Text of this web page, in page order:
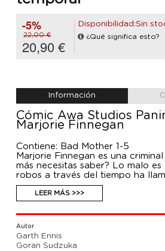
-5%
22,00 €
20,90 €
Disponibilidad:Sin
¿Qué significa esto?
Información
Cómic Awa Studios
Marjorie Finnegan
Contiene: Bad Mother 1-5
Marjorie Finnegan es una
más necesitas saber? Lo malo
robos a través del tiempo ha
Departamento de Policía
ex y su socio tienen la intención
tecnología del tiempo para
propio beneficio. ¿El único
llamado Tim. Y es solo una
sirve una cabeza?
LEER MÁS >>>
Autor
Garth Ennis
Goran Sudzuka